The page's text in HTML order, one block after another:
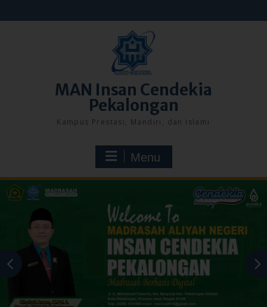
to
MAN Insan Cendekia
Pekalongan
Kampus Prestasi, Mandiri, dan Islami
Menu